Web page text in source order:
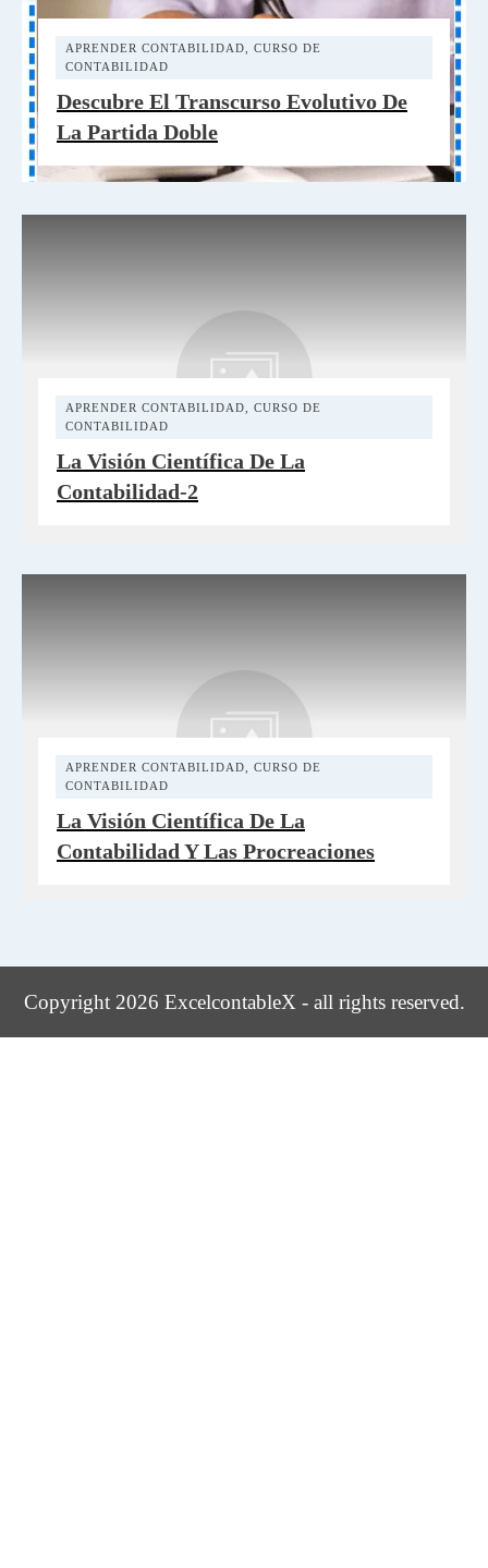
APRENDER CONTABILIDAD
CURSO DE
CONTABILIDAD
Descubre El Transcurso Evolutivo De
La Partida Doble
APRENDER CONTABILIDAD
CURSO DE
CONTABILIDAD
La Visión Científica De La
Contabilidad-2
APRENDER CONTABILIDAD
CURSO DE
CONTABILIDAD
La Visión Científica De La
Contabilidad Y Las Procreaciones
Copyright 2026 ExcelcontableX - all rights reserved.